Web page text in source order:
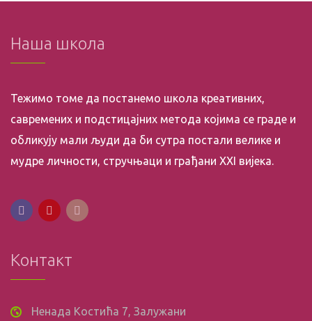
Наша школа
Тежимо томе да постанемо школа креативних,
савремених и подстицајних метода којима се граде и
обликују мали људи да би сутра постали велике и
мудре личности, стручњаци и грађани XXI вијека.
Контакт
Ненада Костића 7, Залужани